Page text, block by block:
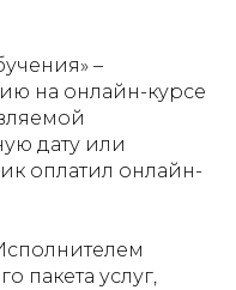
–
на онлайн-курсе
дату или
оплатил онлайн-
пакета услуг,